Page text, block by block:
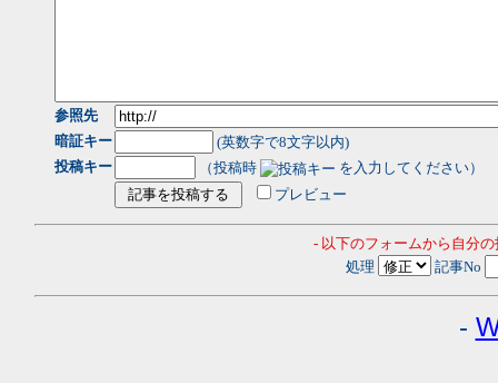
参照先
暗証キー
(英数字で8文字以内)
投稿キー
（投稿時
を入力してください）
プレビュー
- 以下のフォームから自分
処理
記事No
-